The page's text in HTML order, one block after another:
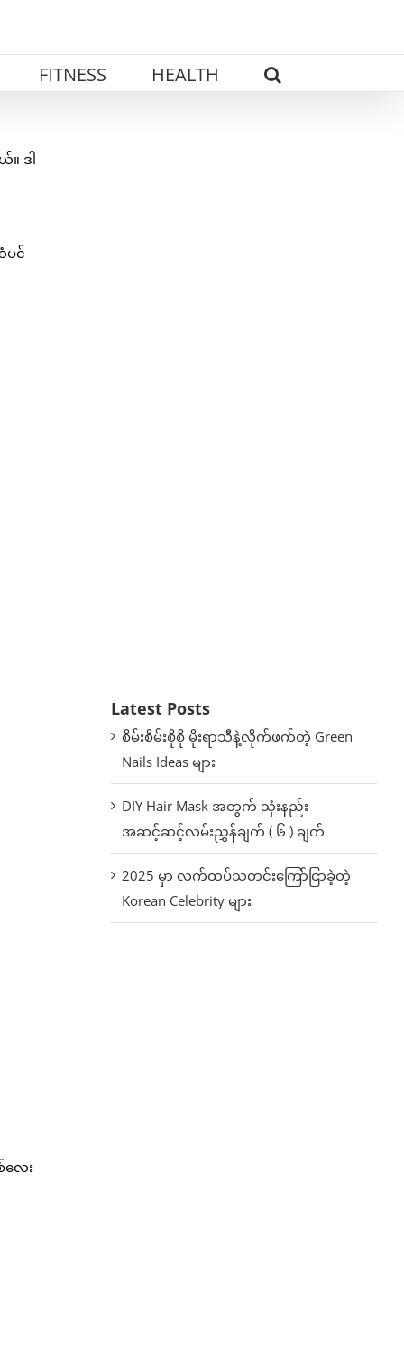
FITNESS HEALTH
ဒါ
ပင်
ေး
Latest Posts
စိမ်းစိမ်းစိုစို မိုးရာသီနဲ့လိုက်ဖက်တဲ့ Green
Nails Ideas များ
DIY Hair Mask အတွက် သုံးနည်း
အဆင့်ဆင့်လမ်းညွှန်ချက် ( ၆ ) ချက်
2025 မှာ လက်ထပ်သတင်းကြော်ငြာခဲ့တဲ့
Korean Celebrity များ